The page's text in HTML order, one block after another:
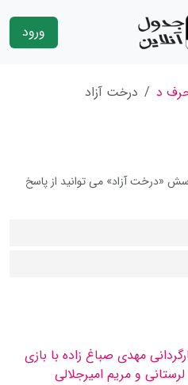
ورود
د درخت آزاد
«درخت آزاد» می توانید از پاسخ
مهدی صباغ زاده با بازی
و مریم امیرجلالی